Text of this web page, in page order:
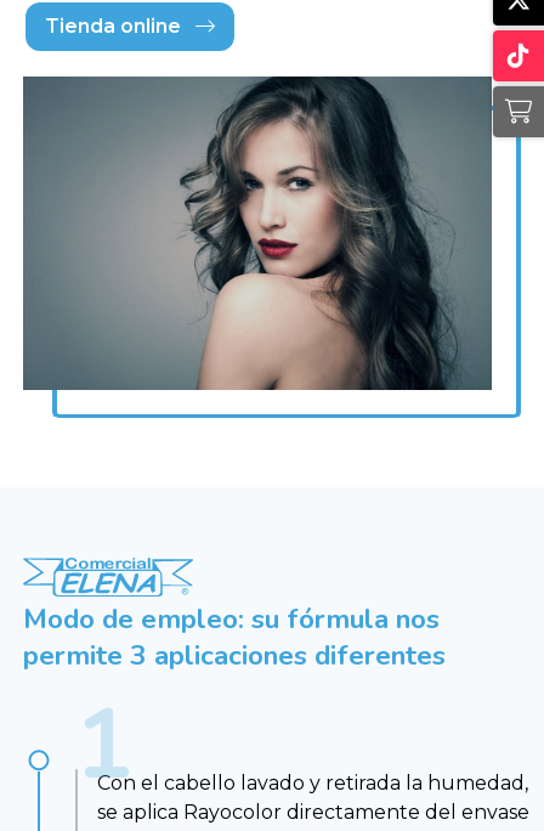
Tienda online
Modo de empleo: su fórmula nos
permite 3 aplicaciones diferentes
Con el cabello lavado y retirada la humedad,
se aplica Rayocolor directamente del envase